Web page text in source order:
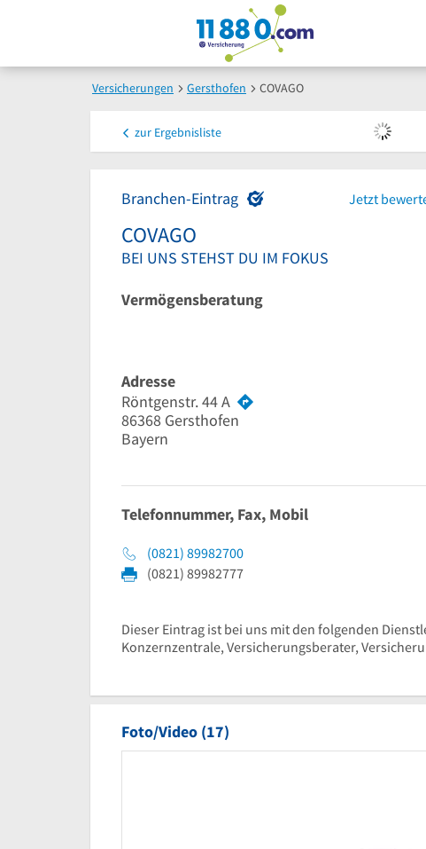
Versicherungen Gersthofen COVAGO
zur Ergebnisliste
Branchen-Eintrag Jetzt
COVAGO
BEI UNS STEHST DU IM FOKUS
Vermögensberatung
Adresse
Röntgenstr. 44 A
86368 Gersthofen
Bayern
Telefonnummer, Fax, Mobil
(0821) 89982700
(0821) 89982777
Dieser Eintrag ist bei uns mit den folgenden
Konzernzentrale, Versicherungsberater,
Foto/Video (17)